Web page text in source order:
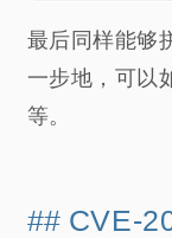
最后同样能够
一步地，可以
等。
CVE-